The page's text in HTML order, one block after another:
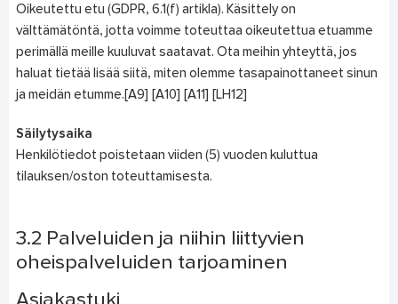
Oikeutettu etu (GDPR, 6.1(f) artikla). Käsittely on
välttämätöntä, jotta voimme toteuttaa oikeutettua etuamme
perimällä meille kuuluvat saatavat. Ota meihin yhteyttä, jos
haluat tietää lisää siitä, miten olemme tasapainottaneet sinun
ja meidän etumme.[A9] [A10] [A11] [LH12]
Säilytysaika
Henkilötiedot poistetaan viiden (5) vuoden kuluttua
tilauksen/oston toteuttamisesta.
3.2 Palveluiden ja niihin liittyvien
oheispalveluiden tarjoaminen